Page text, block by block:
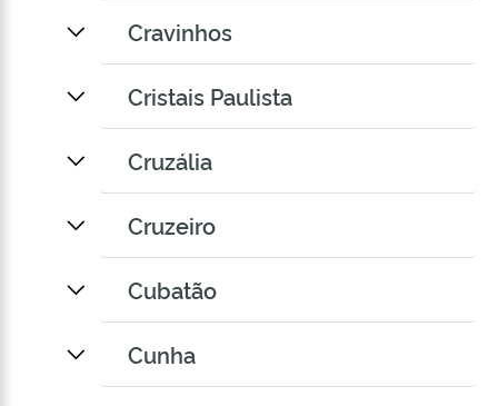
Cravinhos
Cristais Paulista
Cruzália
Cruzeiro
Cubatão
Cunha